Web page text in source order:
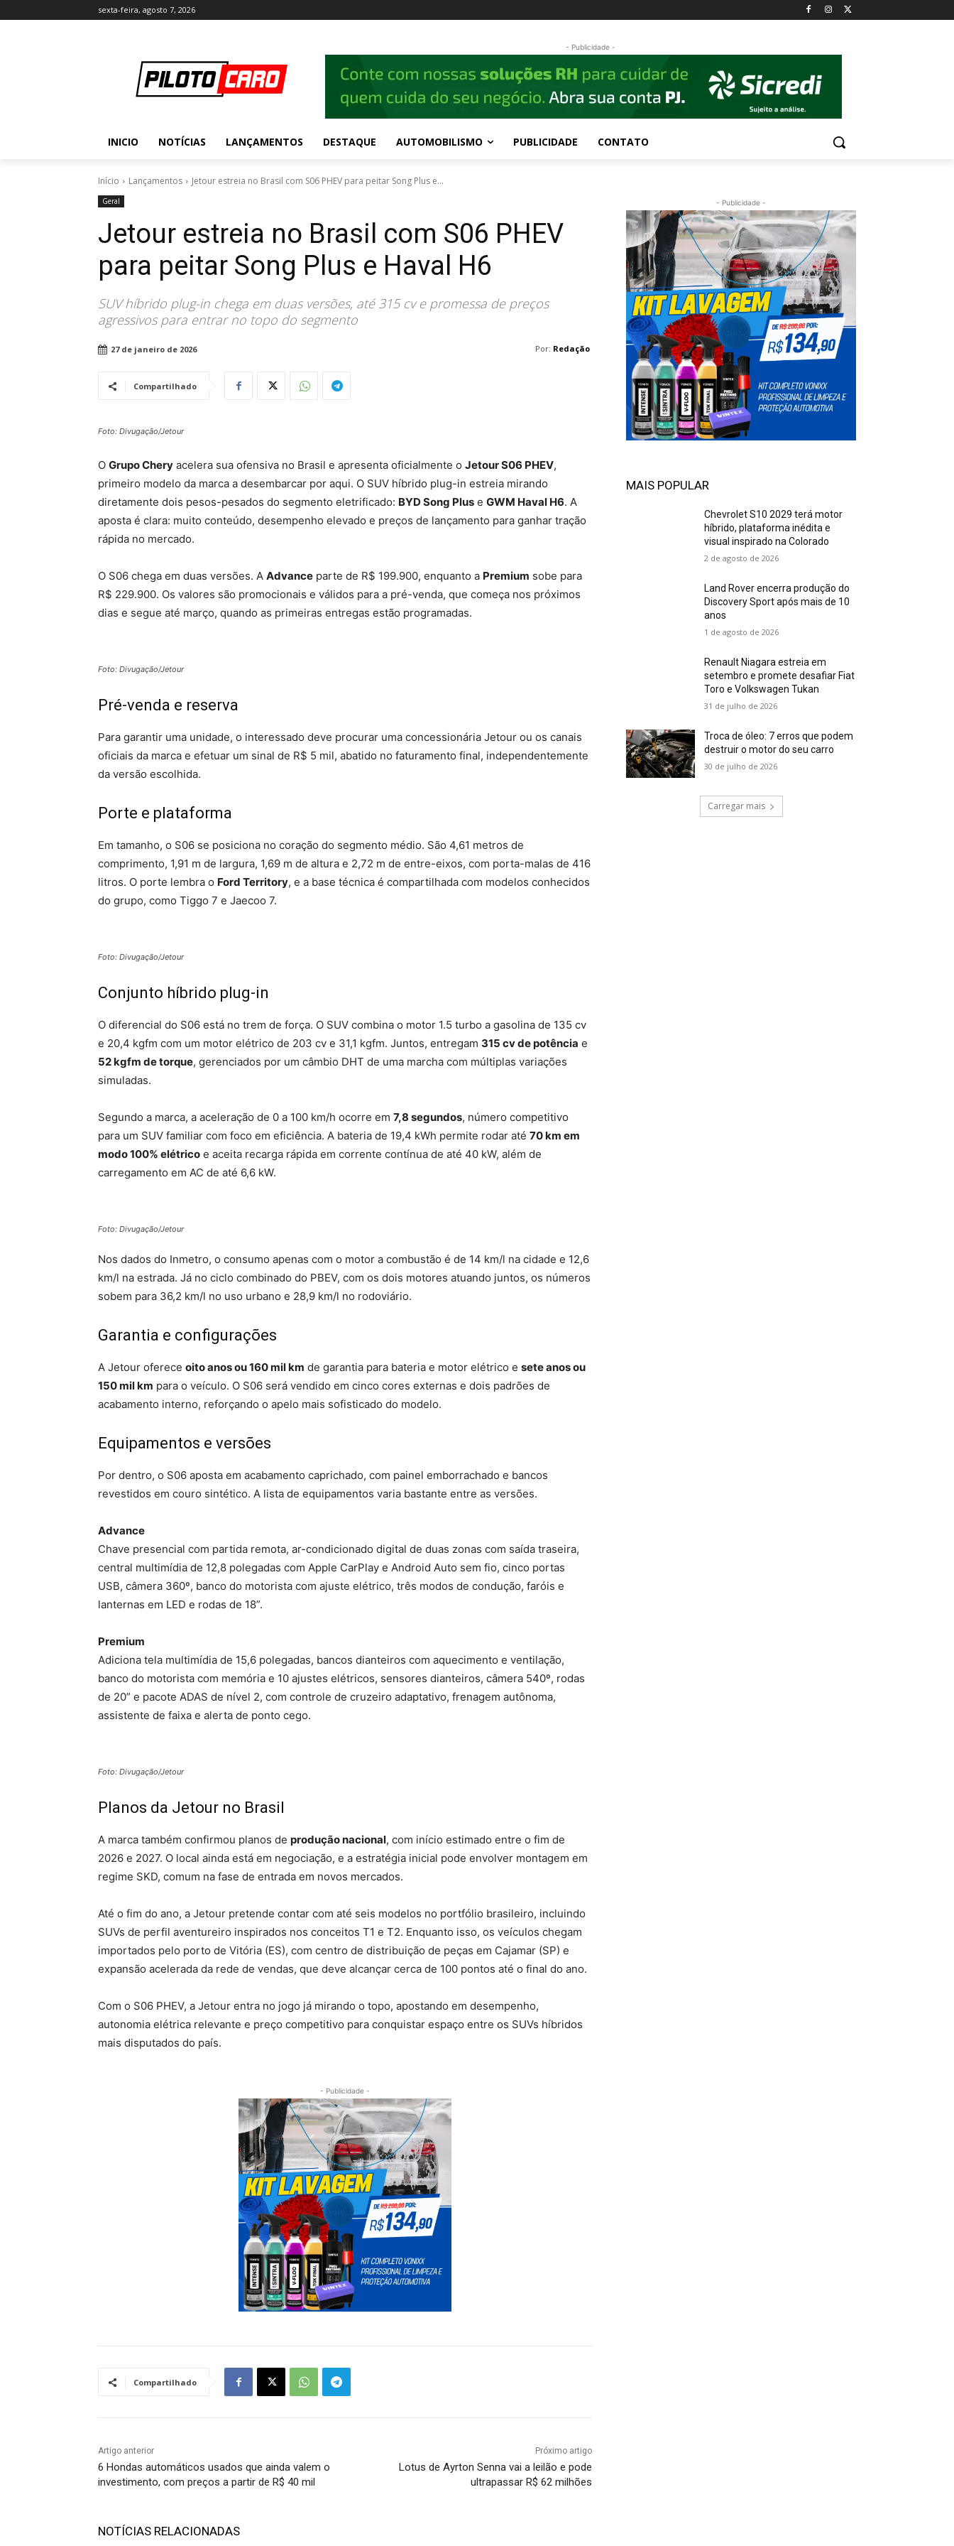
sexta-feira, agosto 7, 2026
- Publicidade -
INICIO NOTÍCIAS LANÇAMENTOS DESTAQUE AUTOMOBILISMO PUBLICIDADE CONTATO
Início Lançamentos Jetour estreia no Brasil com S06 PHEV para peitar Song Plus e...
Geral
Jetour estreia no Brasil com S06 PHEV
para peitar Song Plus e Haval H6
SUV híbrido plug-in chega em duas versões, até 315 cv e promessa de preços
agressivos para entrar no topo do segmento
Por: Redação
27 de janeiro de 2026
Compartilhado
Foto: Divugação/Jetour
O Grupo Chery acelera sua ofensiva no Brasil e apresenta oficialmente o Jetour S06 PHEV,
primeiro modelo da marca a desembarcar por aqui. O SUV híbrido plug-in estreia mirando
diretamente dois pesos-pesados do segmento eletrificado: BYD Song Plus e GWM Haval H6. A
aposta é clara: muito conteúdo, desempenho elevado e preços de lançamento para ganhar tração
rápida no mercado.
O S06 chega em duas versões. A Advance parte de R$ 199.900, enquanto a Premium sobe para
R$ 229.900. Os valores são promocionais e válidos para a pré-venda, que começa nos próximos
dias e segue até março, quando as primeiras entregas estão programadas.
Foto: Divugação/Jetour
Pré-venda e reserva
Para garantir uma unidade, o interessado deve procurar uma concessionária Jetour ou os canais
oficiais da marca e efetuar um sinal de R$ 5 mil, abatido no faturamento final, independentemente
da versão escolhida.
Porte e plataforma
Em tamanho, o S06 se posiciona no coração do segmento médio. São 4,61 metros de
comprimento, 1,91 m de largura, 1,69 m de altura e 2,72 m de entre-eixos, com porta-malas de 416
litros. O porte lembra o Ford Territory, e a base técnica é compartilhada com modelos conhecidos
do grupo, como Tiggo 7 e Jaecoo 7.
Foto: Divugação/Jetour
Conjunto híbrido plug-in
O diferencial do S06 está no trem de força. O SUV combina o motor 1.5 turbo a gasolina de 135 cv
e 20,4 kgfm com um motor elétrico de 203 cv e 31,1 kgfm. Juntos, entregam 315 cv de potência e
52 kgfm de torque, gerenciados por um câmbio DHT de uma marcha com múltiplas variações
simuladas.
Segundo a marca, a aceleração de 0 a 100 km/h ocorre em 7,8 segundos, número competitivo
para um SUV familiar com foco em eficiência. A bateria de 19,4 kWh permite rodar até 70 km em
modo 100% elétrico e aceita recarga rápida em corrente contínua de até 40 kW, além de
carregamento em AC de até 6,6 kW.
Foto: Divugação/Jetour
Nos dados do Inmetro, o consumo apenas com o motor a combustão é de 14 km/l na cidade e 12,6
km/l na estrada. Já no ciclo combinado do PBEV, com os dois motores atuando juntos, os números
sobem para 36,2 km/l no uso urbano e 28,9 km/l no rodoviário.
Garantia e configurações
A Jetour oferece oito anos ou 160 mil km de garantia para bateria e motor elétrico e sete anos ou
150 mil km para o veículo. O S06 será vendido em cinco cores externas e dois padrões de
acabamento interno, reforçando o apelo mais sofisticado do modelo.
Equipamentos e versões
Por dentro, o S06 aposta em acabamento caprichado, com painel emborrachado e bancos
revestidos em couro sintético. A lista de equipamentos varia bastante entre as versões.
Advance
Chave presencial com partida remota, ar-condicionado digital de duas zonas com saída traseira,
central multimídia de 12,8 polegadas com Apple CarPlay e Android Auto sem fio, cinco portas
USB, câmera 360º, banco do motorista com ajuste elétrico, três modos de condução, faróis e
lanternas em LED e rodas de 18”.
Premium
Adiciona tela multimídia de 15,6 polegadas, bancos dianteiros com aquecimento e ventilação,
banco do motorista com memória e 10 ajustes elétricos, sensores dianteiros, câmera 540º, rodas
de 20” e pacote ADAS de nível 2, com controle de cruzeiro adaptativo, frenagem autônoma,
assistente de faixa e alerta de ponto cego.
Foto: Divugação/Jetour
Planos da Jetour no Brasil
A marca também confirmou planos de produção nacional, com início estimado entre o fim de
2026 e 2027. O local ainda está em negociação, e a estratégia inicial pode envolver montagem em
regime SKD, comum na fase de entrada em novos mercados.
Até o fim do ano, a Jetour pretende contar com até seis modelos no portfólio brasileiro, incluindo
SUVs de perfil aventureiro inspirados nos conceitos T1 e T2. Enquanto isso, os veículos chegam
importados pelo porto de Vitória (ES), com centro de distribuição de peças em Cajamar (SP) e
expansão acelerada da rede de vendas, que deve alcançar cerca de 100 pontos até o final do ano.
Com o S06 PHEV, a Jetour entra no jogo já mirando o topo, apostando em desempenho,
autonomia elétrica relevante e preço competitivo para conquistar espaço entre os SUVs híbridos
mais disputados do país.
- Publicidade -
Compartilhado
Artigo anterior
6 Hondas automáticos usados que ainda valem o
investimento, com preços a partir de R$ 40 mil
Próximo artigo
Lotus de Ayrton Senna vai a leilão e pode
ultrapassar R$ 62 milhões
NOTÍCIAS RELACIONADAS
- Publicidade -
MAIS POPULAR
Chevrolet S10 2029 terá motor
híbrido, plataforma inédita e
visual inspirado na Colorado
2 de agosto de 2026
Land Rover encerra produção do
Discovery Sport após mais de 10
anos
1 de agosto de 2026
Renault Niagara estreia em
setembro e promete desafiar Fiat
Toro e Volkswagen Tukan
31 de julho de 2026
Troca de óleo: 7 erros que podem
destruir o motor do seu carro
30 de julho de 2026
Carregar mais